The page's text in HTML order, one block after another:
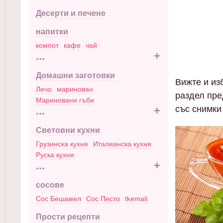
Десерти и печене
напитки
компот кафе чай
... +
Домашни заготовки
Лечо
маринован
Мариновани гъби
... +
Световни кухни
Грузинска кухня
Италианска кухня
Руска кухня
... +
сосове
Сос Бешамел Сос Песто tkemali
Прости рецепти
Вижте и
раздел
със